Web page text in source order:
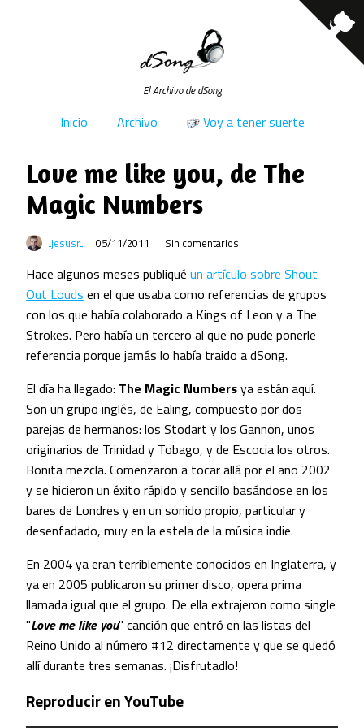
El Archivo de dSong
Inicio Archivo Voy a tener suerte
Love me like you, de The
Magic Numbers
jesusr 05/11/2011 Sin comentarios
Hace algunos meses publiqué un artículo sobre Shout
Out Louds en el que usaba como referencias de grupos
con los que había colaborado a Kings of Leon y a The
Strokes. Pero había un tercero al que no pude ponerle
referencia porque jamás lo había traido a dSong.
El día ha llegado: The Magic Numbersya están aquí.
Son un grupo inglés, de Ealing, compuesto por dos
parejas de hermanos: los Stodart y los Gannon, unos
originarios de Trinidad y Tobago, y de Escocia los otros.
Bonita mezcla. Comenzaron a tocar allá por el año 2002
y se hicieron un éxito rápido y sencillo basándose en los
bares de Londres y en un sonido propio, particular y
desenfadado, muy en la estela de la música indie.
En 2004 ya eran terriblemente conocidos en Inglaterra, y
ya en 2005 publicaron su primer disco, opera prima
llamada igual que el grupo. De ella extrajeron como single
"Love me like you" canción que entró en las listas del
Reino Unido al número #12 directamente y que se quedó
allí durante tres semanas. ¡Disfrutadlo!
Reproducir en YouTube